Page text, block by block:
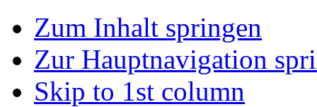
Zum Inhalt springen
Zur Hauptnavigation
Skip to 1st column